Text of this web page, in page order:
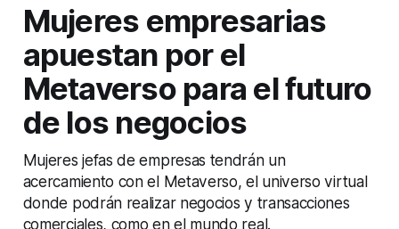
Mujeres empresarias
apuestan por el
Metaverso para el futuro
de los negocios
Mujeres jefas de empresas tendrán un
acercamiento con el Metaverso, el universo virtual
donde podrán realizar negocios y transacciones
comerciales, como en el mundo real.